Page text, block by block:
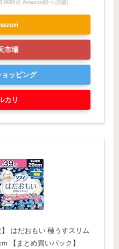
時点 Amazon調べ-詳細)
市場
ッピング
カリ
はだおもい 極うすスリム
【まとめ買いパック】